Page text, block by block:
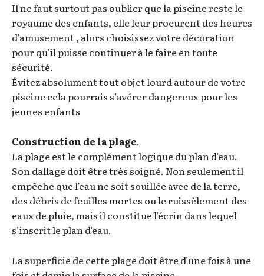
Il ne faut surtout pas oublier que la piscine reste le
royaume des enfants, elle leur procurent des heures
d’amusement , alors choisissez votre décoration
pour qu’il puisse continuer à le faire en toute
sécurité.
Évitez absolument tout objet lourd autour de votre
piscine cela pourrais s’avérer dangereux pour les
jeunes enfants
Construction de la plage.
La plage est le complément logique du plan d’eau.
Son dallage doit être très soigné. Non seulement il
empêche que l’eau ne soit souillée avec de la terre,
des débris de feuilles mortes ou le ruissèlement des
eaux de pluie, mais il constitue l’écrin dans lequel
s’inscrit le plan d’eau.
La superficie de cette plage doit être d’une fois à une